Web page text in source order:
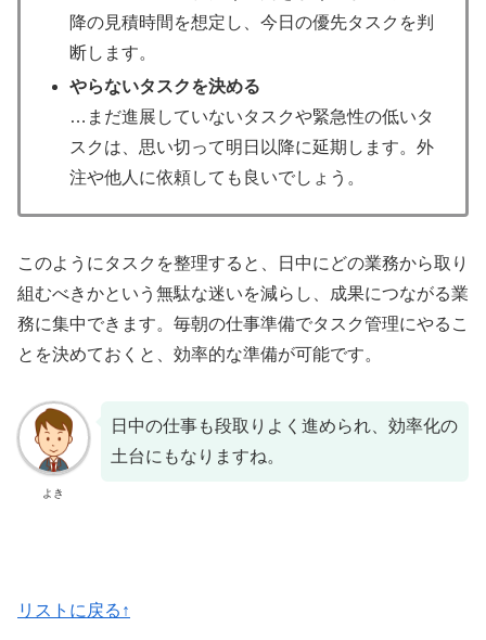
降の見積時間を想定し、今日の優先タスクを判
断します。
やらないタスクを決める
…まだ進展していないタスクや緊急性の低いタ
スクは、思い切って明日以降に延期します。外
注や他人に依頼しても良いでしょう。
このようにタスクを整理すると、日中にどの業務から取り
組むべきかという無駄な迷いを減らし、成果につながる業
務に集中できます。毎朝の仕事準備でタスク管理にやるこ
とを決めておくと、効率的な準備が可能です。
よき
日中の仕事も段取りよく進められ、効率化の
土台にもなりますね。
リストに戻る↑